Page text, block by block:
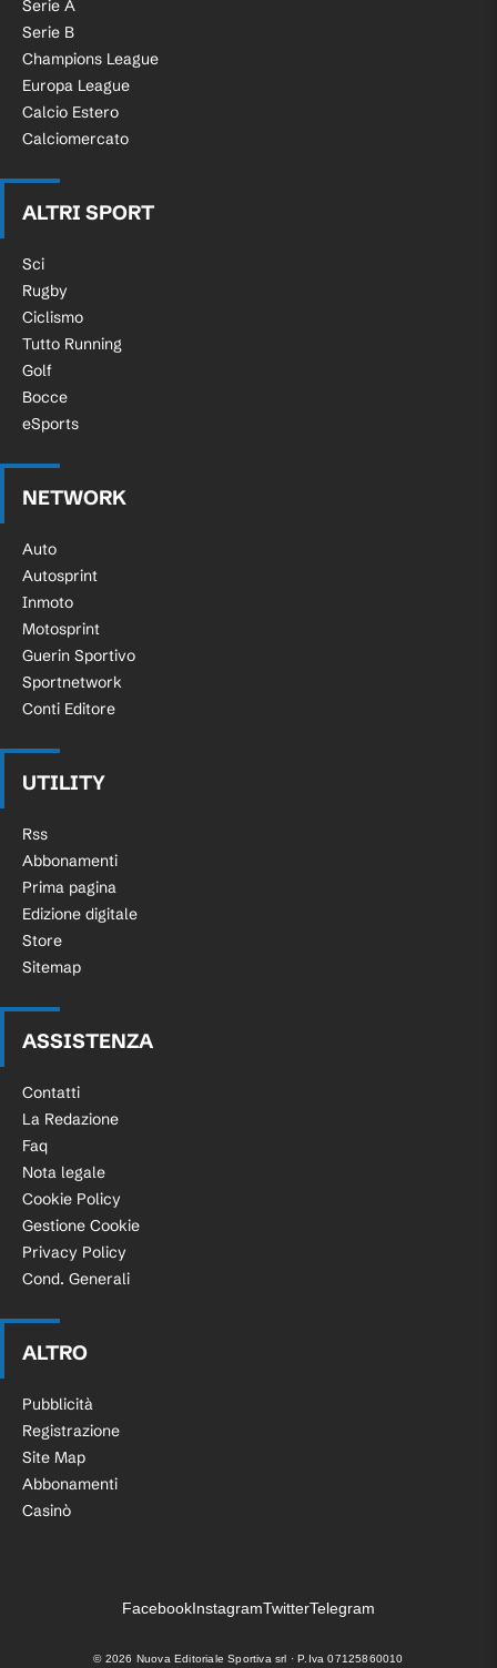
Serie A
Serie B
Champions League
Europa League
Calcio Estero
Calciomercato
ALTRI SPORT
Sci
Rugby
Ciclismo
Tutto Running
Golf
Bocce
eSports
NETWORK
Auto
Autosprint
Inmoto
Motosprint
Guerin Sportivo
Sportnetwork
Conti Editore
UTILITY
Rss
Abbonamenti
Prima pagina
Edizione digitale
Store
Sitemap
ASSISTENZA
Contatti
La Redazione
Faq
Nota legale
Cookie Policy
Gestione Cookie
Privacy Policy
Cond. Generali
ALTRO
Pubblicità
Registrazione
Site Map
Abbonamenti
Casinò
FacebookInstagramTwitterTelegram
© 2026 Nuova Editoriale Sportiva srl · P.Iva 07125860010